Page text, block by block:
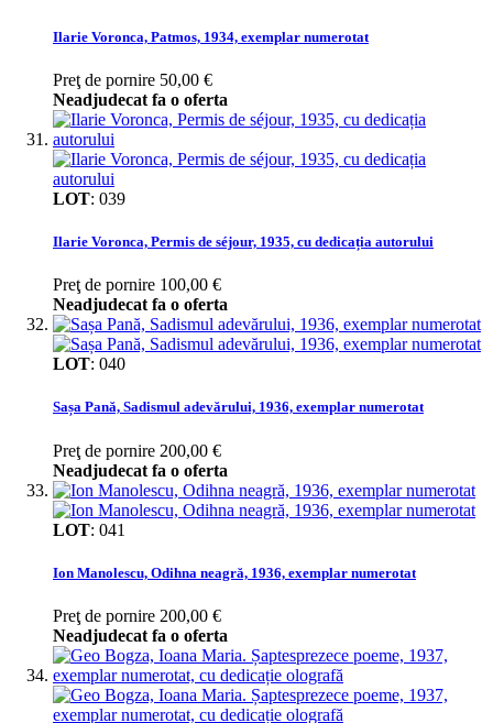
Ilarie Voronca, Patmos, 1934, exemplar numerotat
Preţ de pornire 50,00 €
Neadjudecat fa o oferta
LOT: 039
Ilarie Voronca, Permis de séjour, 1935, cu dedicația autorului
Preţ de pornire 100,00 €
Neadjudecat fa o oferta
LOT: 040
Sașa Pană, Sadismul adevărului, 1936, exemplar numerotat
Preţ de pornire 200,00 €
Neadjudecat fa o oferta
LOT: 041
Ion Manolescu, Odihna neagră, 1936, exemplar numerotat
Preţ de pornire 200,00 €
Neadjudecat fa o oferta